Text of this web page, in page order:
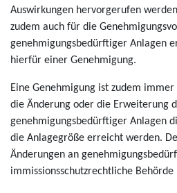
Auswirkungen hervorgerufen
zudem auch für die
genehmigungsbedürftiger Anlagen
hierfür einer Genehmigung.
Eine Genehmigung ist zudem
die Änderung oder die Erweiterung
genehmigungsbedürftiger Anlagen
die Anlagegröße erreicht werden.
Änderungen an
immissionsschutzrechtliche